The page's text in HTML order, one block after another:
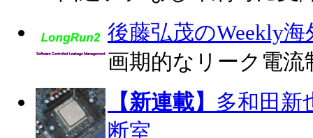
後藤弘茂のWeekly
画期的なリーク電流
【新連載】 多和田新
断室